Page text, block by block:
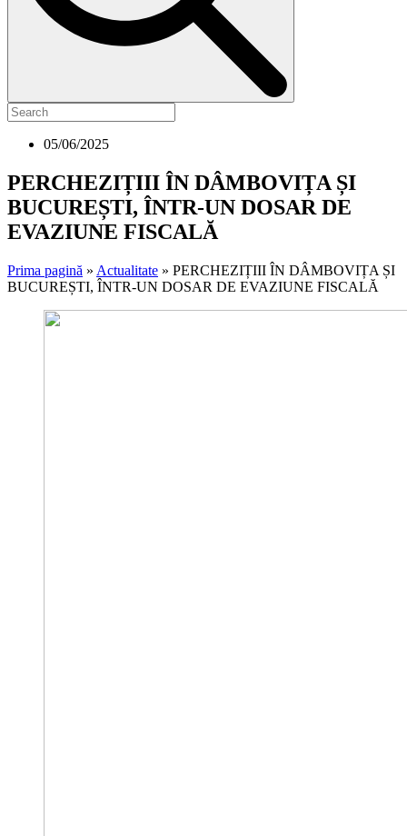
05/06/2025
PERCHEZIȚIII ÎN DÂMBOVIȚA ȘI
BUCUREȘTI, ÎNTR-UN DOSAR DE
EVAZIUNE FISCALĂ
Prima pagină » Actualitate » PERCHEZIȚIII ÎN DÂMBOVIȚA ȘI
BUCUREȘTI, ÎNTR-UN DOSAR DE EVAZIUNE FISCALĂ